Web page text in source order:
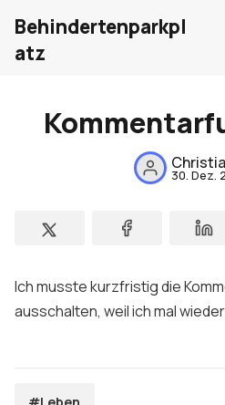
Home
Über
Behindertenparkpl
atz
30. Dez.
Ich musste kurzfristig die
ausschalten, weil ich mal
#Leben